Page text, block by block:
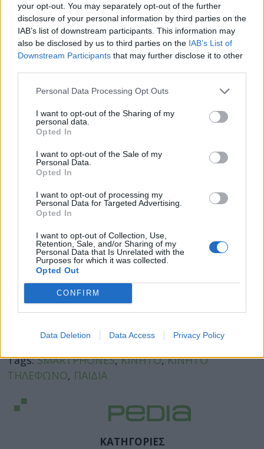
your opt-out. You may separately opt-out of the further
disclosure of your personal information by third parties on the
IAB’s list of downstream participants. This information may
also be disclosed by us to third parties on the IAB’s List of
Downstream Participants that may further disclose it to other
Personal Data Processing Opt Outs
I want to opt-out of the Sharing of my
personal data.
Opted In
I want to opt-out of the Sale of my
Personal Data.
Opted In
I want to opt-out of processing my
Personal Data for Targeted Advertising.
Opted In
I want to opt-out of Collection, Use,
Retention, Sale, and/or Sharing of my
Personal Data that Is Unrelated with the
Purposes for which it was collected.
Opted Out
CONFIRM
Data Deletion Data Access Privacy Policy
Τα ευρήματα αυτά πρακτικά σημαίνουν πως είτε
οι γονείς θα διδάξουν από νωρίς στα παιδιά
τους την λογική χρήση του κινητού, είτε θα
επιβαρυνθεί αργά ή γρήγορα η υγεία τους. Είναι
απαραίτητο να τίθενται όρια στη χρήση του
κινητού, λένε οι ερευνητές. Πρέπει επίσης να
να αφιερώνουν χρόνο στην άσκηση και στο
παιχνίδι με άλλα παιδιά.
Φωτογραφία: iStock
Facebook
Twitter
Tags:SMARTPHONES,ΚΙΝΗΤΟ,ΚΙΝΗΤΟ
ΤΗΛΕΦΩΝΟ, ΠΑΙΔΙΑ
ΚΑΤΗΓΟΡΙΕΣ